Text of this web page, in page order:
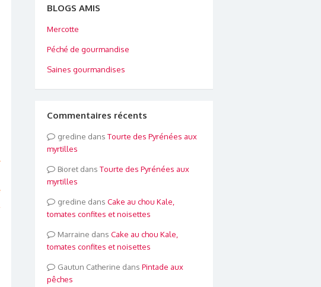
BLOGS AMIS
Mercotte
Péché de gourmandise
Saines gourmandises
Commentaires récents
gredine dans Tourte des Pyrénées aux
myrtilles
Bioretdans Tourte des Pyrénées aux
myrtilles
gredine dans Cake au chou Kale,
tomates confites et noisettes
Marraine dans Cake au chou Kale,
tomates confites et noisettes
Gautun Catherine dans Pintade aux
pêches